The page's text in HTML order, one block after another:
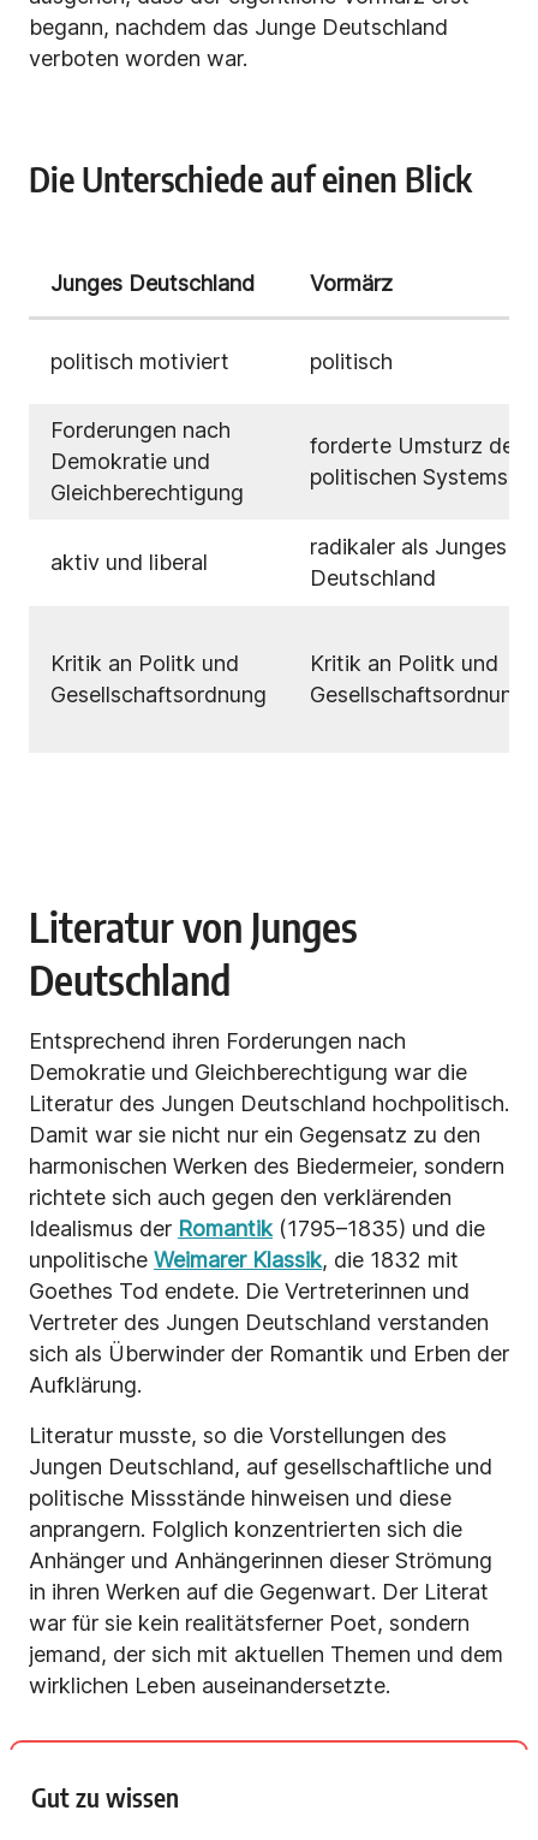
begann, nachdem das Junge Deutschland
verboten worden war.
Die Unterschiede auf einen Blick
Junges Deutschland Vormärz
politisch motiviert politisch
Forderungen nach
Demokratie und
Gleichberechtigung
forderte Umsturz des
politischen Systems
aktiv und liberal
radikaler als Junges
Deutschland
Kritik an Politk und
Gesellschaftsordnung
Kritik an Politk und
Gesellschaftsordnung
Literatur von Junges
Deutschland
Entsprechend ihren Forderungen nach
Demokratie und Gleichberechtigung war die
Literatur des Jungen Deutschland hochpolitisch.
Damit war sie nicht nur ein Gegensatz zu den
harmonischen Werken des Biedermeier, sondern
richtete sich auch gegen den verklärenden
Idealismus der Romantik (1795–1835) und die
unpolitische Weimarer Klassik, die 1832 mit
Goethes Tod endete. Die Vertreterinnen und
Vertreter des Jungen Deutschland verstanden
sich als Überwinder der Romantik und Erben der
Aufklärung.
Literatur musste, so die Vorstellungen des
Jungen Deutschland, auf gesellschaftliche und
politische Missstände hinweisen und diese
anprangern. Folglich konzentrierten sich die
Anhänger und Anhängerinnen dieser Strömung
in ihren Werken auf die Gegenwart. Der Literat
war für sie kein realitätsferner Poet, sondern
jemand, der sich mit aktuellen Themen und dem
wirklichen Leben auseinandersetzte.
Gut zu wissen